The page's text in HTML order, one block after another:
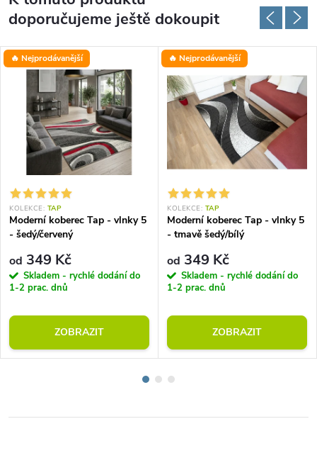
doporučujeme ještě dokoupit
🔥 Nejprodávanější
KOLEKCE: TAP
Moderní koberec Tap - vlnky 5
- šedý/červený
od 349 Kč
Skladem - rychlé dodání do
1-2 prac. dnů
ZOBRAZIT
🔥 Nejprodávanější
KOLEKCE: TAP
Moderní koberec Tap - vlnky 5
- tmavě šedý/bílý
od 349 Kč
Skladem - rychlé dodání do
1-2 prac. dnů
ZOBRAZIT